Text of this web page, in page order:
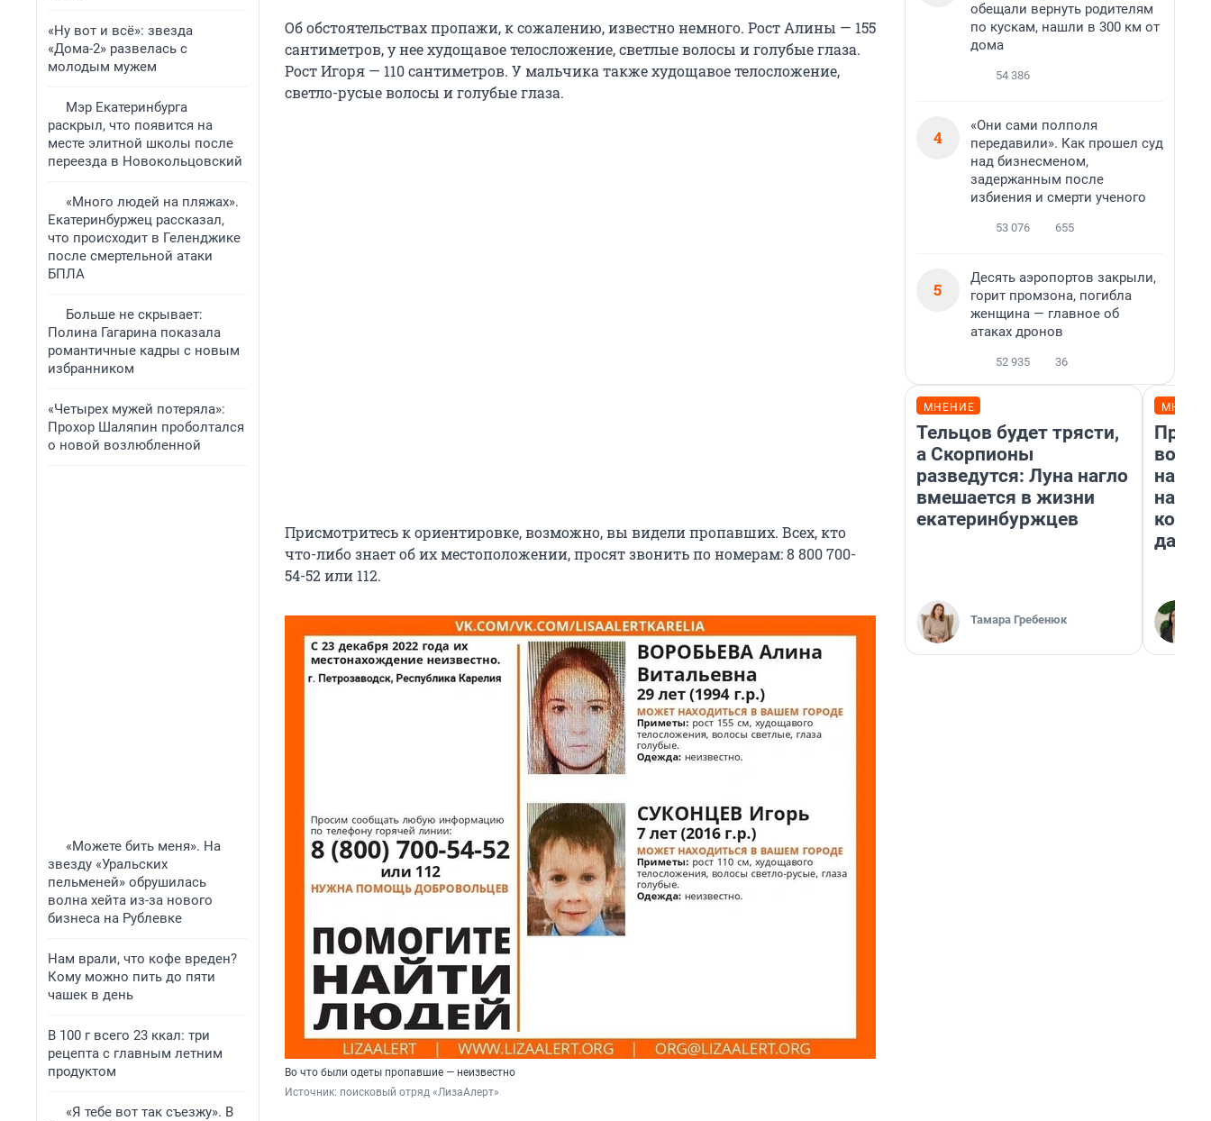
«Ну вот и всё»: звезда
«Дома-2» развелась с
молодым мужем
Мэр Екатеринбурга
раскрыл, что появится на
месте элитной школы после
переезда в Новокольцовский
«Много людей на пляжах».
Екатеринбуржец рассказал,
что происходит в Геленджике
после смертельной атаки
БПЛА
Больше не скрывает:
Полина Гагарина показала
романтичные кадры с новым
избранником
«Четырех мужей потеряла»:
Прохор Шаляпин проболтался
о новой возлюбленной
«Можете бить меня». На
звезду «Уральских
пельменей» обрушилась
волна хейта из-за нового
бизнеса на Рублевке
Нам врали, что кофе вреден?
Кому можно пить до пяти
чашек в день
В 100 г всего 23 ккал: три
рецепта с главным летним
продуктом
«Я тебе вот так съезжу». В
Об обстоятельствах пропажи, к сожалению, известно немного. Рост Алины — 155
сантиметров, у нее худощавое телосложение, светлые волосы и голубые глаза.
Рост Игоря — 110 сантиметров. У мальчика также худощавое телосложение,
светло-русые волосы и голубые глаза.
Присмотритесь к ориентировке, возможно, вы видели пропавших. Всех, кто
что-либо знает об их местоположении, просят звонить по номерам: 8 800 700-
54-52 или 112.
Во что были одеты пропавшие — неизвестно
Источник: поисковый отряд «ЛизаАлерт»
обещали вернуть родителям
по кускам, нашли в 300 км от
дома
54 386
4
«Они сами полполя
передавили». Как прошел суд
над бизнесменом,
задержанным после
избиения и смерти ученого
53 076 655
5
Десять аэропортов закрыли,
горит промзона, погибла
женщина — главное об
атаках дронов
52 935 36
МНЕНИЕ
Тельцов будет трясти,
а Скорпионы
разведутся: Луна нагло
вмешается в жизни
екатеринбуржцев
Тамара Гребенюк
нам
даже